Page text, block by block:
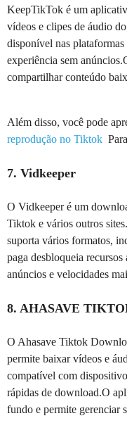
KeepTikTok é um
vídeos e clipes de áudio
disponível nas
experiência sem
compartilhar conteúdo
Além disso, você pode
reprodução no Tiktok
7. Vidkeeper
O Vidkeeper é um
Tiktok e vários outros
suporta vários formatos,
paga desbloqueia
anúncios e velocidades
8. AHASAVE
O Ahasave Tiktok
permite baixar vídeos e
compatível com
rápidas de download.O
fundo e permite gerenciar